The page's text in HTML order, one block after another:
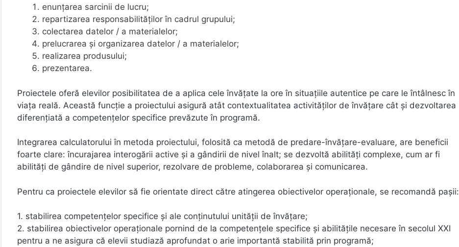
enunţarea sarcinii de lucru;
repartizarea responsabilităţilor în cadrul grupului;
colectarea datelor / a materialelor;
prelucrarea şi organizarea datelor / a materialelor;
realizarea produsului;
prezentarea.
Proiectele oferă elevilor posibilitatea de a aplica cele învăţate la ore în situaţiile autentice pe care le întâlnesc în
viaţa reală. Această funcţie a proiectului asigură atât contextualitatea activităţilor de învăţare cât şi dezvoltarea
diferenţiată a competenţelor specifice prevăzute în programă.
Integrarea calculatorului în metoda proiectului, folosită ca metodă de predare-învăţare-evaluare, are beneficii
foarte clare: încurajarea interogării active şi a gândirii de nivel înalt; se dezvoltă abilităţi complexe, cum ar fi
abilităţi de gândire de nivel superior, rezolvare de probleme, colaborarea şi comunicarea.
Pentru ca proiectele elevilor să fie orientate direct către atingerea obiectivelor operaţionale, se recomandă paşii:
1. stabilirea competenţelor specifice şi ale conţinutului unităţii de învăţare;
2. stabilirea obiectivelor operaţionale pornind de la competenţele specifice şi abilităţile necesare în secolul XXI
pentru a ne asigura că elevii studiază aprofundat o arie importantă stabilită prin programă;